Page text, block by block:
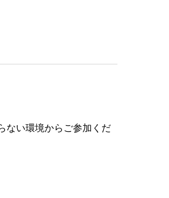
ない環境からご参加くだ